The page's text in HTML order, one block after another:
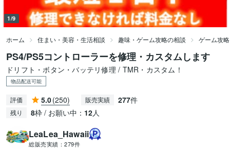
1/9
ホーム 住まい・美容・生活相談 趣味・ゲーム攻略の相談 ゲーム攻
PS4/PS5コントローラーを修理・カスタムします
ドリフト・ボタン・バッテリ修理 / TMR・カスタム！
物品配送可能
評価 5.0(250) 販売実績 277件
残り 8枠 / お願い中： 12人
LeaLea_Hawaii
総販売実績： 279件